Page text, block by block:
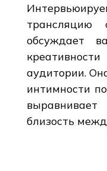
обсуждает
аудитории.
интимности
близость